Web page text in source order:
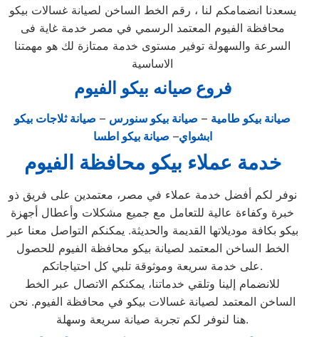
يسعدنا انضمامكم لنا ، رقم الخط الساخن لصيانة غسالات بيكو
محافظة الفيوم المعتمد الرسمي في مصر خدمة غاية فى
السرعة والسهولة توفير مستوى خدمة ممتازة لك هو مهمتنا
الاساسية
فروع صيانه بيكو الفيوم
صيانة بيكو طامية – صيانة بيكو سنورس – صيانة ثلاجات بيكو
ابشواي– صيانة بيكو اطسا
خدمة عملاء بيكو محافظة الفيوم
نوفر لكم أفضل خدمة عملاء في مصر، معتمدين على فريق ذو
خبرة وكفاءة عالية للتعامل مع جميع مشكلات وأعطال أجهزة
بيكو بكافة موديلاتها القديمة والحديثة. يمكنكم التواصل معنا عبر
الخط الساخن المعتمد لصيانة بيكو محافظة الفيوم للحصول
على خدمة سريعة وموثوقة تلبي كل احتياجاتكم.
للانضمام إلينا وتلقي خدماتنا، يمكنكم الاتصال عبر الخط
الساخن المعتمد لصيانة غسالات بيكو في محافظة الفيوم. نحن
هنا لنوفر لكم تجربة صيانة سريعة وسهلة.